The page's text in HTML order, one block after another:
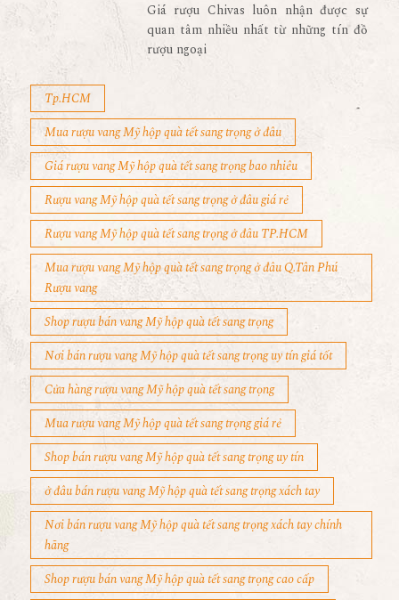
Giá rượu Chivas luôn nhận được sự
quan tâm nhiều nhất từ những tín đồ
rượu ngoại
Tp.HCM
Mua rượu vang Mỹ hộp quà tết sang trọng ở đâu
Giá rượu vang Mỹ hộp quà tết sang trọng bao nhiêu
Rượu vang Mỹ hộp quà tết sang trọng ở đâu giá rẻ
Rượu vang Mỹ hộp quà tết sang trọng ở đâu TP.HCM
Mua rượu vang Mỹ hộp quà tết sang trọng ở đâu Q.Tân Phú
Rượu vang
Shop rượu bán vang Mỹ hộp quà tết sang trọng
Nơi bán rượu vang Mỹ hộp quà tết sang trọng uy tín giá tốt
Cửa hàng rượu vang Mỹ hộp quà tết sang trọng
Mua rượu vang Mỹ hộp quà tết sang trọng giá rẻ
Shop bán rượu vang Mỹ hộp quà tết sang trọng uy tín
ở đâu bán rượu vang Mỹ hộp quà tết sang trọng xách tay
Nơi bán rượu vang Mỹ hộp quà tết sang trọng xách tay chính
hãng
Shop rượu bán vang Mỹ hộp quà tết sang trọng cao cấp